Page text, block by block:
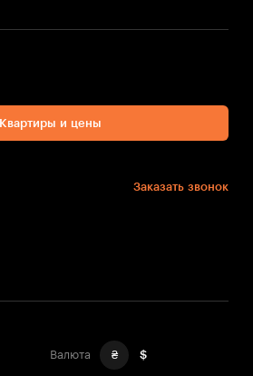
Квартиры и цены
Заказать звонок
Валюта ₴ $